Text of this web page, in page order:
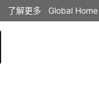
了解更多 Global Home